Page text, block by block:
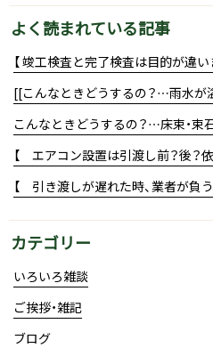
よく読まれている記事
【 竣工検査と完了検査は目的が違
[[こんなときどうするの？…雨水が
こんなときどうするの？…床束・束
【 エアコン設置は引渡し前？後？
【 引き渡しが遅れた時、業者が負
カテゴリー
いろいろ雑談
ご挨拶・雑記
ブログ